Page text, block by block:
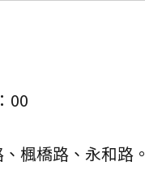
00
楓橋路、永和路。